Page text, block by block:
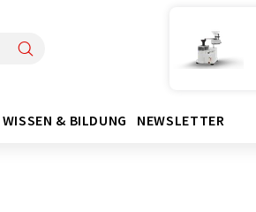
WISSEN & BILDUNG NEWSLETTER